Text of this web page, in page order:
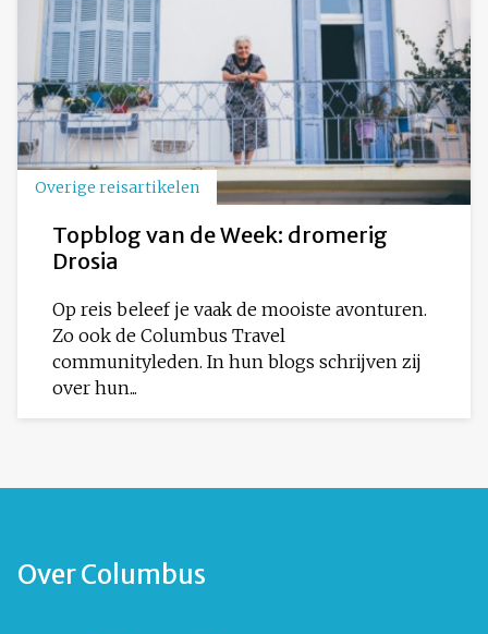
Overige reisartikelen
Topblog van de Week: dromerig
Drosia
Op reis beleef je vaak de mooiste avonturen.
Zo ook de Columbus Travel
communityleden. In hun blogs schrijven zij
over hun...
Over Columbus